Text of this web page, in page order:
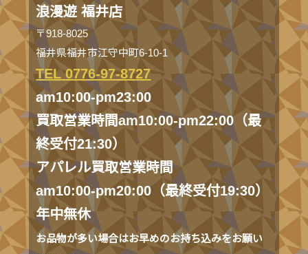
浪漫遊 福井店
〒918-8025
福井県福井市江守中町6-10-1
TEL 0776-97-8727
am10:00-pm23:00
買取営業時間am10:00-pm22:00（最
終受付21:30）
アパレル買取営業時間
am10:00-pm20:00（最終受付19:30）
年中無休
お品物が多い場合はお早めのお持ち込みをお願い